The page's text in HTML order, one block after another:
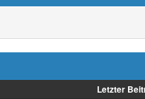
Letzter